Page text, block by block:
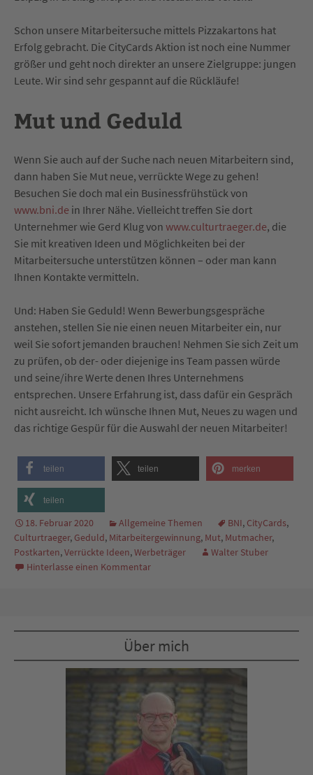
Schon unsere Mitarbeitersuche mittels Pizzakartons hat
Erfolg gebracht. Die CityCards Aktion ist noch eine Nummer
größer und geht noch direkter an unsere Zielgruppe: jungen
Leute. Wir sind sehr gespannt auf die Rückläufe!
Mut und Geduld
Wenn Sie auch auf der Suche nach neuen Mitarbeitern sind,
dann haben Sie Mut neue, verrückte Wege zu gehen!
Besuchen Sie doch mal ein Businessfrühstück von
www.bni.de in Ihrer Nähe. Vielleicht treffen Sie dort
Unternehmer wie Gerd Klug von www.culturtraeger.de, die
Sie mit kreativen Ideen und Möglichkeiten bei der
Mitarbeitersuche unterstützen können – oder man kann
Ihnen Kontakte vermitteln.
Und: Haben Sie Geduld! Wenn Bewerbungsgespräche
anstehen, stellen Sie nie einen neuen Mitarbeiter ein, nur
weil Sie sofort jemanden brauchen! Nehmen Sie sich Zeit um
zu prüfen, ob der- oder diejenige ins Team passen würde
und seine/ihre Werte denen Ihres Unternehmens
entsprechen. Unsere Erfahrung ist, dass dafür ein Gespräch
nicht ausreicht. Ich wünsche Ihnen Mut, Neues zu wagen und
das richtige Gespür für die Auswahl der neuen Mitarbeiter!
teilen teilen merken
teilen
18. Februar 2020 Allgemeine Themen BNI, CityCards,
Culturtraeger, Geduld, Mitarbeitergewinnung, Mut, Mutmacher,
Postkarten,Verrückte Ideen,Werbeträger
Walter Stuber
Hinterlasse einen Kommentar
Über mich